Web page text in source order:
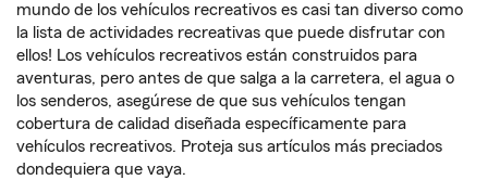
mundo de los vehículos recreativos es casi tan diverso como
la lista de actividades recreativas que puede disfrutar con
ellos! Los vehículos recreativos están construidos para
aventuras, pero antes de que salga a la carretera, el agua o
los senderos, asegúrese de que sus vehículos tengan
cobertura de calidad diseñada específicamente para
vehículos recreativos. Proteja sus artículos más preciados
dondequiera que vaya.